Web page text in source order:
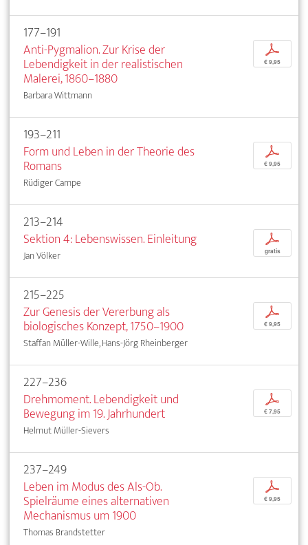
177–191
Anti-Pygmalion. Zur Krise der
Lebendigkeit in der realistischen
Malerei, 1860–1880
Barbara Wittmann
p
€ 9,95
193–211
Form und Leben in der Theorie des
Romans
Rüdiger Campe
p
€ 9,95
213–214
Sektion 4: Lebenswissen. Einleitung
Jan Völker
p
gratis
215–225
Zur Genesis der Vererbung als
biologisches Konzept, 1750–1900
Staffan Müller-Wille, Hans-Jörg Rheinberger
p
€ 9,95
227–236
Drehmoment. Lebendigkeit und
Bewegung im 19. Jahrhundert
Helmut Müller-Sievers
p
€ 7,95
237–249
Leben im Modus des Als-Ob.
Spielräume eines alternativen
Mechanismus um 1900
Thomas Brandstetter
p
€ 9,95